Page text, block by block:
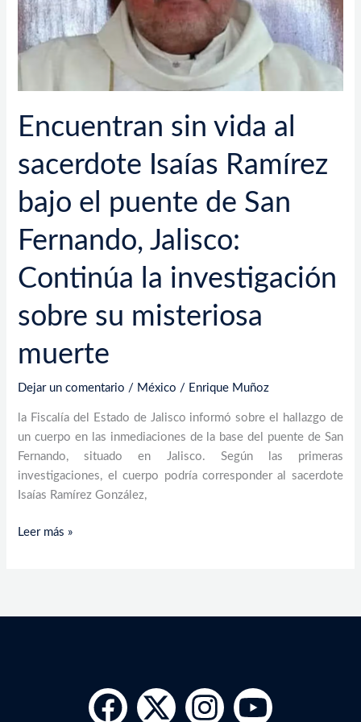
Encuentran sin vida al
sacerdote Isaías Ramírez
bajo el puente de San
Fernando, Jalisco:
Continúa la investigación
sobre su misteriosa
muerte
Dejar un comentario / México / Enrique Muñoz
la Fiscalía del Estado de Jalisco informó sobre el hallazgo de
un cuerpo en las inmediaciones de la base del puente de San
Fernando, situado en Jalisco. Según las primeras
investigaciones, el cuerpo podría corresponder al sacerdote
Isaías Ramírez González,
bajo
el
puente
Fernando,
Jalisco:
la
investigación
sobre
su
misteriosa
muerte
Leer más »